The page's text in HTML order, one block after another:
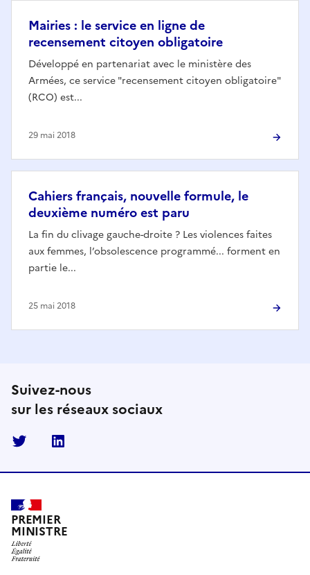
Mairies : le service en ligne de
recensement citoyen obligatoire
Développé en partenariat avec le ministère des
Armées, ce service "recensement citoyen obligatoire"
(RCO) est...
29 mai 2018
Cahiers français, nouvelle formule, le
deuxième numéro est paru
La fin du clivage gauche-droite ? Les violences faites
aux femmes, l’obsolescence programmé... forment en
partie le...
25 mai 2018
Suivez-nous
sur les réseaux sociaux
Twitter
PREMIER
MINISTRE